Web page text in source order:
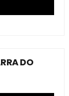
DO